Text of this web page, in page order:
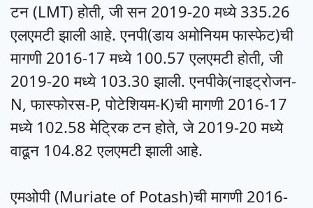
टन (LMT) होती, जी सन 2019-20 मध्ये 335.26
एलएमटी झाली आहे. एनपी(डाय अमोनियम फास्फेट)ची
मागणी 2016-17 मध्ये 100.57 एलएमटी होती, जी
2019-20 मध्ये 103.30 झाली. एनपीके(नाइट्रोजन-
N, फास्फोरस-P, पोटेशियम-K)ची मागणी 2016-17
मध्ये 102.58 मेट्रिक टन होते, जे 2019-20 मध्ये
वाढून 104.82 एलएमटी झाली आहे.
एमओपी (Muriate of Potash)ची मागणी 2016-